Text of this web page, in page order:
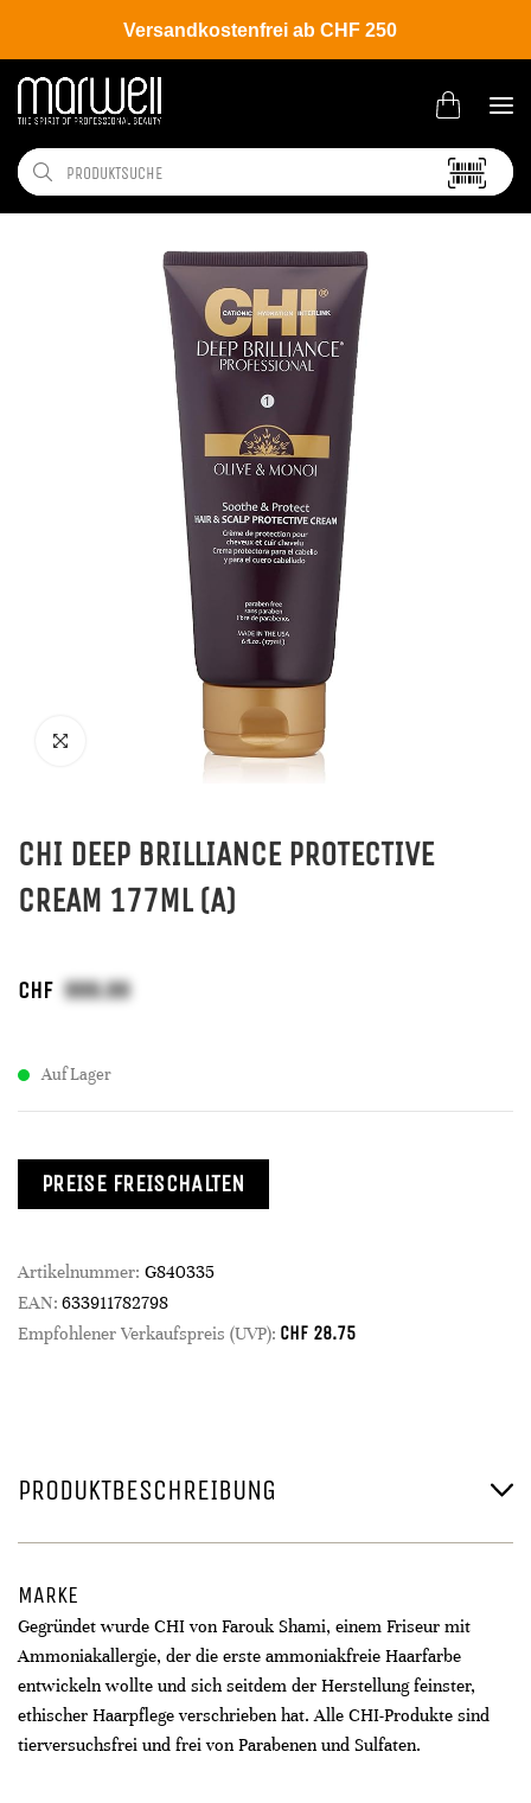
Versandkostenfrei ab CHF 250
Shop Brands CHI Deep Brillance
CHI DEEP BRILLIANCE PROTECTIVE
CREAM 177ML (A)
CHF
Auf Lager
PREISE FREISCHALTEN
Artikelnummer: G840335
EAN: 633911782798
Empfohlener Verkaufspreis (UVP): CHF 28.75
PRODUKTBESCHREIBUNG
MARKE
Gegründet wurde CHI von Farouk Shami, einem Friseur mit
Ammoniakallergie, der die erste ammoniakfreie Haarfarbe
entwickeln wollte und sich seitdem der Herstellung feinster,
ethischer Haarpflege verschrieben hat. Alle CHI-Produkte sind
tierversuchsfrei und frei von Parabenen und Sulfaten.